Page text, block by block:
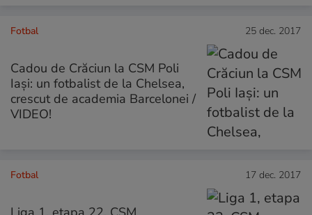
Fotbal 25 dec. 2017
Cadou de Crăciun la CSM Poli
Iași: un fotbalist de la Chelsea,
crescut de academia Barcelonei /
VIDEO!
Fotbal 17 dec. 2017